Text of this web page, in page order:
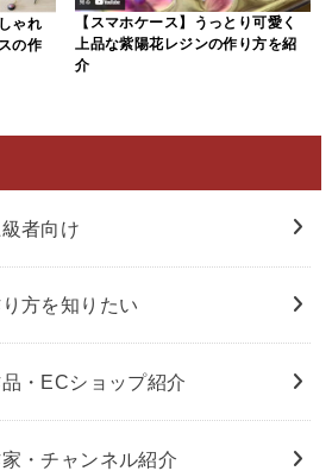
ゃれ
の作
【スマホケース】うっとり可愛く
上品な紫陽花レジンの作り方を紹
介
者向け
方を知りたい
・ECショップ紹介
・チャンネル紹介